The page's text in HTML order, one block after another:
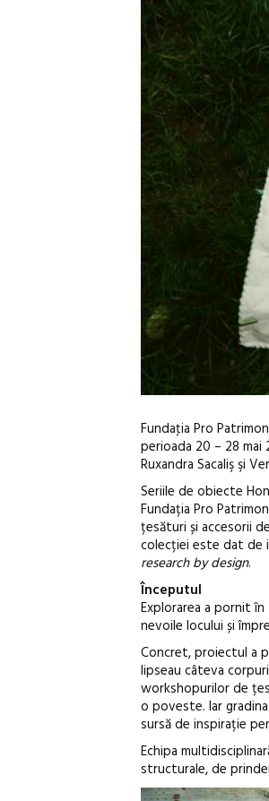
Fundaţia Pro
perioada 20 – 28
Ruxandra Sacaliş şi
Seriile de obiecte
Fundația Pro
țesături și accesorii
colecției este dat de
research by design.
Începutul
Explorarea a pornit
nevoile locului și
Concret, proiectul a
lipseau câteva
workshopurilor de
o poveste. Iar
sursă de inspirație
Echipa
structurale, de